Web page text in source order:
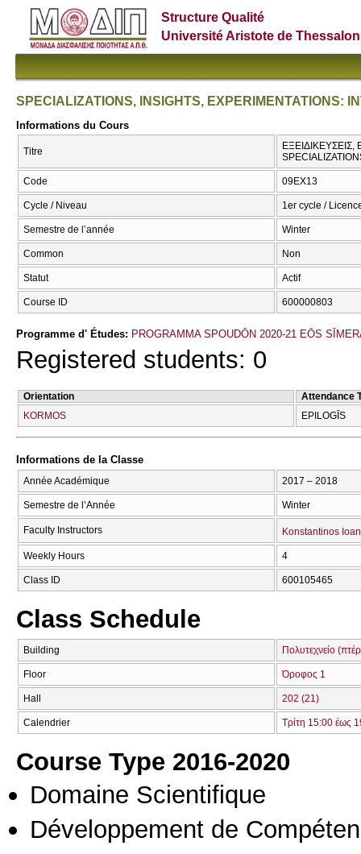
Structure Qualité
Université Aristote de
SPECIALIZATIONS, INSIGHTS, EXPERIMENTATIONS:
Informations du Cours
Titre
Code 09EX13
Cycle / Niveau 1er cycle /
Semestre de l’année Winter
Common Non
Statut Actif
Course ID 600000803
Programme d' Études: PROGRAMMA SPOUDŌN 2020-21 EŌS
Registered students: 0
Orientation
Attendance
KORMOS
EPILOGĪS
Informations de la Classe
Année Académique 2017 – 2018
Semestre de l’Année Winter
Faculty Instructors Konstantinos
Weekly Hours 4
Class ID 600105465
Class Schedule
Building Πολυτεχνείο
Floor Όροφος 1
Hall 202 (21)
Calendrier Τρίτη 15:00 έως
Course Type 2016-2020
Domaine Scientifique
Développement de